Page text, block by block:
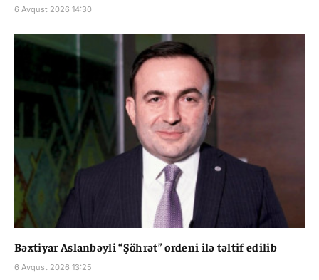
6 Avqust 2026 14:30
Bəxtiyar Aslanbəyli “Şöhrət” ordeni ilə təltif edilib
6 Avqust 2026 13:25